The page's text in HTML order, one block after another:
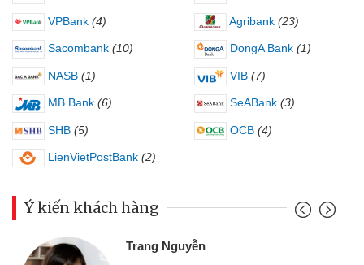
VPBank (4) Agribank (23)
Sacombank (10) DongA Bank (1)
NASB (1) VIB (7)
MB Bank (6) SeABank (3)
SHB (5) OCB (4)
LienVietPostBank (2)
Ý kiến khách hàng
Nguyễn